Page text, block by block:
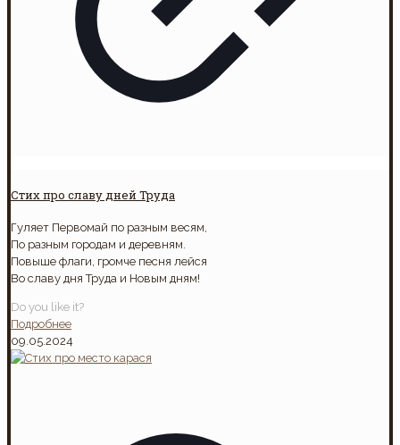
Стих про славу дней Труда
Гуляет Первомай по разным весям,
По разным городам и деревням.
Повыше флаги, громче песня лейся
Во славу дня Труда и Новым дням!
Do you like it?
Подробнее
09.05.2024